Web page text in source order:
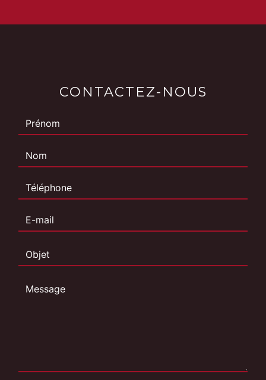
CONTACTEZ-NOUS